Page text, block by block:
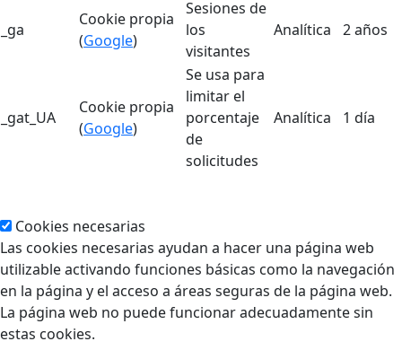
_ga
Cookie propia
(Google)
Sesiones de
los
visitantes
Analítica 2 años
_gat_UA
Cookie propia
(Google)
Se usa para
limitar el
porcentaje
de
solicitudes
Analítica 1 día
Cookies necesarias
Las cookies necesarias ayudan a hacer una página web
utilizable activando funciones básicas como la navegación
en la página y el acceso a áreas seguras de la página web.
La página web no puede funcionar adecuadamente sin
estas cookies.